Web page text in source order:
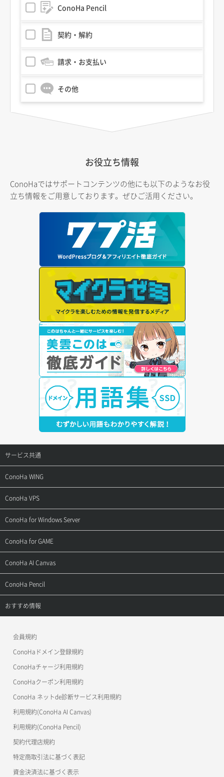
ConoHa Pencil
契約・解約
請求・お支払い
その他
お役立ち情報
ConoHaではサポートコンテンツの他にも以下のようなお役
立ち情報をご用意しております。ぜひご活用ください。
サービス共通
サポートトップ
ご契約・お支払い
用語集
お問い合わせ
ConoHa WING
サポートトップ
ご利用ガイド
お乗り換えガイド
よくある質問
ConoHa VPS
サポートトップ
ご利用ガイド
APIドキュメントVPS2.0
APIドキュメントVPS3.0
ConoHa for Windows Server
サポートトップ
ご利用ガイド
APIドキュメントVPS2.0
APIドキュメントVPS3.0
ConoHa for GAME
サポートトップ
ご利用ガイド
ConoHa AI Canvas
サポートトップ
ご利用ガイド
ConoHa Pencil
サポートトップ
おすすめ情報
美雲このは徹底ガイド
会員規約
ConoHaドメイン登録規約
ConoHaチャージ利用規約
ConoHaクーポン利用規約
ConoHa ネットde診断サービス利用規約
利用規約(ConoHa AI Canvas)
利用規約(ConoHa Pencil)
契約代理店規約
特定商取引法に基づく表記
資金決済法に基づく表示